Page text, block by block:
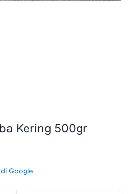
Kering 500gr
Google